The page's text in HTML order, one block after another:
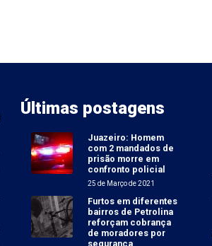
Últimas postagens
Juazeiro: Homem
com 2 mandados de
prisão morre em
confronto policial
25 de Março de 2021
Furtos em diferentes
bairros de Petrolina
reforçam cobrança
de moradores por
segurança